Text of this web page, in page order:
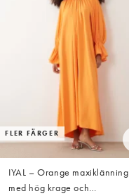
FLER FÄRGER
IYAL – Orange maxiklänning
med hög krage och